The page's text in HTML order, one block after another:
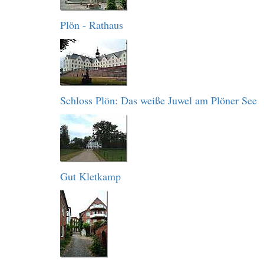
Plön - Rathaus
Schloss Plön: Das weiße Juwel am Plöner See
Gut Kletkamp